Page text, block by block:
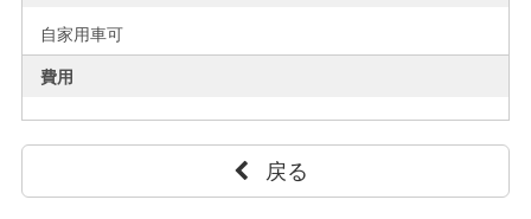
自家用車可
費用
戻る